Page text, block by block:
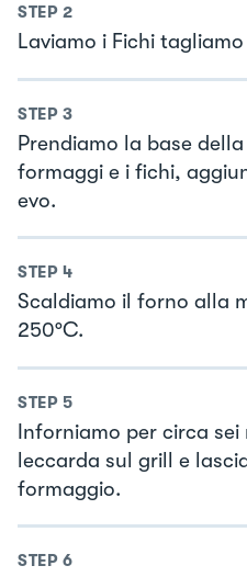
STEP 2
Laviamo i Fichi
STEP 3
Prendiamo la base
formaggi e i fichi,
evo.
STEP 4
Scaldiamo il forno alla
250°C.
STEP 5
Inforniamo per circa
leccarda sul grill e
formaggio.
STEP 6